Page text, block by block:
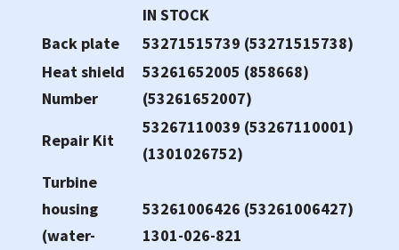
IN STOCK
Back plate
53271515739 (53271515738)
Heat shield
Number
53261652005 (858668)
(53261652007)
Repair Kit
53267110039 (53267110001)
(1301026752)
Turbine
housing
(water-
53261006426 (53261006427)
1301-026-821